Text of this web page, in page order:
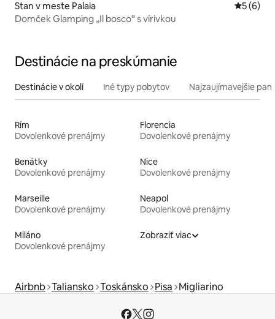
Stan v meste Palaia
5 (6)
Domček Glamping „Il bosco“ s vírivkou
Destinácie na preskúmanie
Destinácie v okolí Iné typy pobytov Najzaujímavejšie
Rím
Dovolenkové prenájmy
Florencia
Dovolenkové prenájmy
Benátky
Dovolenkové prenájmy
Nice
Dovolenkové prenájmy
Marseille
Dovolenkové prenájmy
Neapol
Dovolenkové prenájmy
Miláno
Dovolenkové prenájmy
Zobraziť viac
Airbnb Taliansko Toskánsko Pisa Migliarino